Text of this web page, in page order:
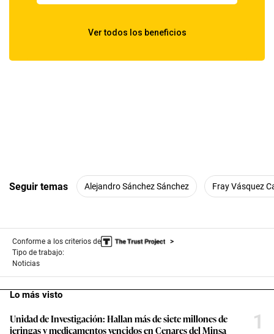
Seguir temas Alejandro Sánchez Sánchez Fray Vásquez
Conforme a los criterios de
Tipo de trabajo:
Noticias
Lo más visto
Unidad de Investigación: Hallan más de siete millones de
jeringas y medicamentos vencidos en Cenares del Minsa
1